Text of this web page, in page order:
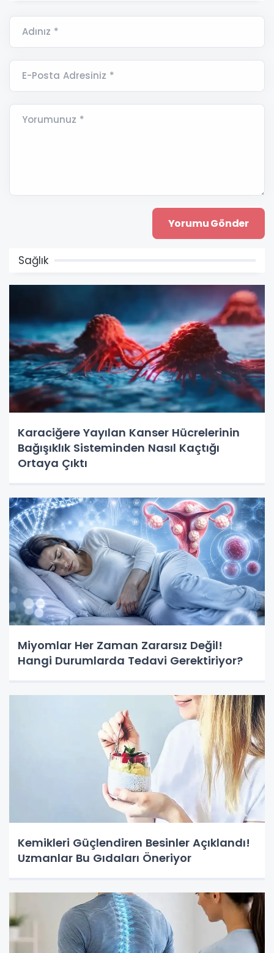
Adınız *
E-Posta Adresiniz *
Yorumunuz *
Sağlık
Karaciğere Yayılan Kanser Hücrelerinin
Bağışıklık Sisteminden Nasıl Kaçtığı
Ortaya Çıktı
Miyomlar Her Zaman Zararsız Değil!
Hangi Durumlarda Tedavi Gerektiriyor?
Kemikleri Güçlendiren Besinler Açıklandı!
Uzmanlar Bu Gıdaları Öneriyor